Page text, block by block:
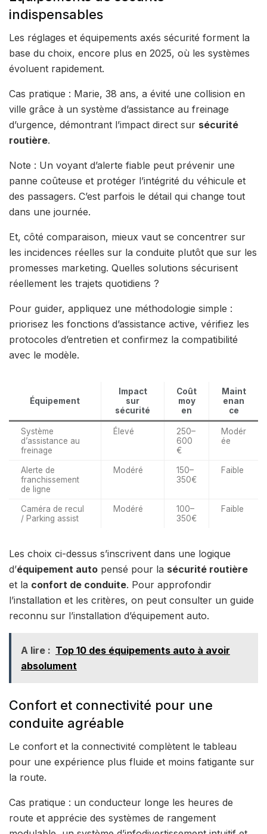
indispensables
Les réglages et équipements axés sécurité forment la
base du choix, encore plus en 2025, où les systèmes
évoluent rapidement.
Cas pratique : Marie, 38 ans, a évité une collision en
ville grâce à un système d’assistance au freinage
d’urgence, démontrant l’impact direct sur sécurité
routière.
Note : Un voyant d’alerte fiable peut prévenir une
panne coûteuse et protéger l’intégrité du véhicule et
des passagers. C’est parfois le détail qui change tout
dans une journée.
Et, côté comparaison, mieux vaut se concentrer sur
les incidences réelles sur la conduite plutôt que sur les
promesses marketing. Quelles solutions sécurisent
réellement les trajets quotidiens ?
Pour guider, appliquez une méthodologie simple :
priorisez les fonctions d’assistance active, vérifiez les
protocoles d’entretien et confirmez la compatibilité
avec le modèle.
Équipement
Impact
sur
sécurité
Coût
moy
en
Maint
enan
ce
Système
d’assistance au
freinage
Élevé
250–
600
€
Modér
ée
Alerte de
franchissement
de ligne
Modéré
150–
350€
Faible
Caméra de recul
/ Parking assist
Modéré
100–
350€
Faible
Les choix ci-dessus s’inscrivent dans une logique
d’équipement auto pensé pour la sécurité routière
et la confort de conduite. Pour approfondir
l’installation et les critères, on peut consulter un guide
reconnu sur l’installation d’équipement auto.
A lire : Top 10 des équipements auto à avoir
absolument
Confort et connectivité pour une
conduite agréable
Le confort et la connectivité complètent le tableau
pour une expérience plus fluide et moins fatigante sur
la route.
Cas pratique : un conducteur longe les heures de
route et apprécie des systèmes de rangement